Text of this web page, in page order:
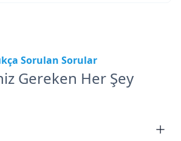
Sorulan Sorular
Gereken Her Şey